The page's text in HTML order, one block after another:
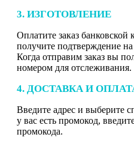
3. ИЗГОТОВЛЕНИЕ
Оплатите заказ
получите подтверждение
Когда отправим заказ вы
номером для отслеживания.
4. ДОСТАВКА И
Введите адрес и выберите
у вас есть промокод,
промокода.